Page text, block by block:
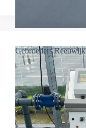
Gebroeders Reeuwijk